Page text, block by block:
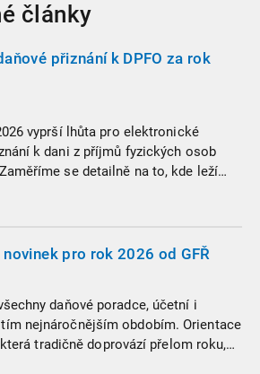
články
přiznání k DPFO za rok
vyprší lhůta pro elektronické
k dani z příjmů fyzických osob
se detailně na to, kde leží
podat, jaké jsou nejčastější
a na co si dát v roce 2026
pro rok 2026 od GFŘ
daňové poradce, účetní i
nejnáročnějším obdobím. Orientace
tradičně doprovází přelom roku,
novely a doprovodné